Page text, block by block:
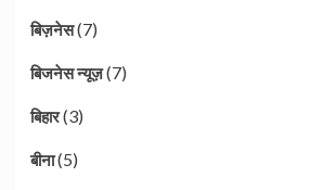
बिज़नेस(7)
बिजनेस न्यूज़(7)
बिहार(3)
बीना(5)